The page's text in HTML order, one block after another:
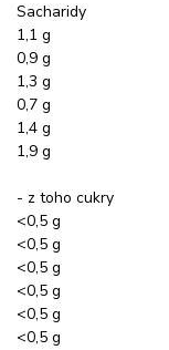
Sacharidy
1,1 g
0,9 g
1,3 g
0,7 g
1,4 g
1,9 g
- z toho cukry
<0,5 g
<0,5 g
<0,5 g
<0,5 g
<0,5 g
<0,5 g